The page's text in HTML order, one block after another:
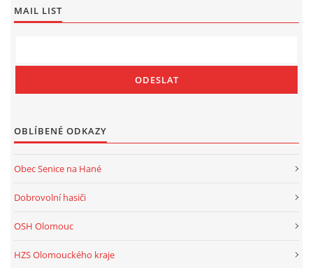
MAIL LIST
OBLÍBENÉ ODKAZY
Obec Senice na Hané
Dobrovolní hasiči
OSH Olomouc
HZS Olomouckého kraje